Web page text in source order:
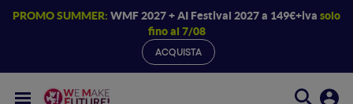
PROMO SUMMER: WMF 2027 + AI Festival 2027 a 149€+iva solo
fino al 7/08
ACQUISTA